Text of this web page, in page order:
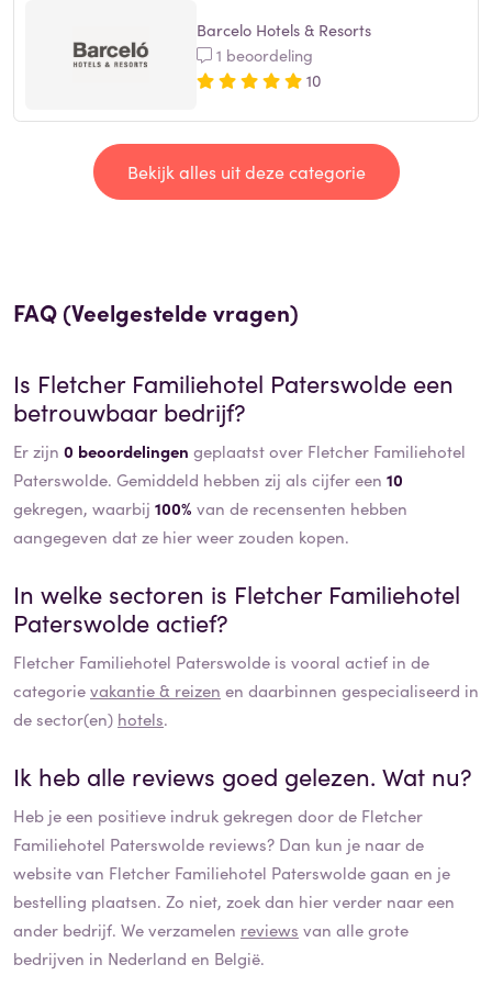
Barcelo Hotels & Resorts
1 beoordeling
10
Bekijk alles uit deze categorie
FAQ (Veelgestelde vragen)
Is Fletcher Familiehotel Paterswolde een
betrouwbaar bedrijf?
Er zijn 0 beoordelingen geplaatst over Fletcher Familiehotel
Paterswolde. Gemiddeld hebben zij als cijfer een 10
gekregen, waarbij 100% van de recensenten hebben
aangegeven dat ze hier weer zouden kopen.
In welke sectoren is Fletcher Familiehotel
Paterswolde actief?
Fletcher Familiehotel Paterswolde is vooral actief in de
categorievakantie & reizen en daarbinnen gespecialiseerd in
de sector(en) hotels.
Ik heb alle reviews goed gelezen. Wat nu?
Heb je een positieve indruk gekregen door de Fletcher
Familiehotel Paterswolde reviews? Dan kun je naar de
website van Fletcher Familiehotel Paterswoldegaan en je
bestelling plaatsen. Zo niet, zoek dan hier verder naar een
ander bedrijf. We verzamelen reviews van alle grote
bedrijven in Nederland en België.